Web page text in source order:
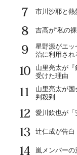
7
市川沙耶と熱
8
吉高が“私の
9
星野源がエッ
治に利用され
10
山里亮太が
受けた理由
11
山里亮太が
判殺到
12
愛川欽也が「
13
辻仁成が告白
14
嵐メンバー